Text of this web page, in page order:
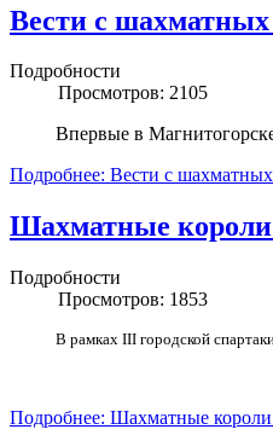
Вести с
Подробности
Просмотров: 2105
Впервые в
Подробнее: Вести с
Шахматные короли
Подробности
Просмотров: 1853
В рамках III городской
Подробнее: Шахматные